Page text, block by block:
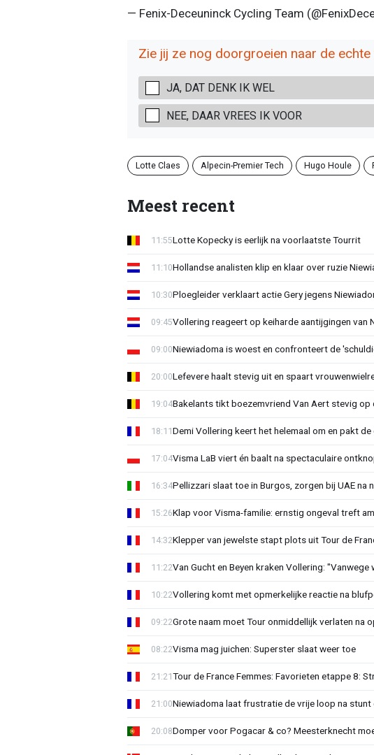
— Fenix-Deceuninck Cycling Team
Zie jij ze nog doorgroeien naar de echte
JA, DAT DENK IK WEL
NEE, DAAR VREES IK VOOR
Lotte Claes Alpecin-Premier Tech Hugo Houle
Meest recent
Lotte Kopecky is eerlijk na voorlaatste Tourrit
11:55
Hollandse analisten klip en klaar over ruzie
11:10
Ploegleider verklaart actie Gery jegens
10:30
Vollering reageert op keiharde aantijgingen van
09:45
Niewiadoma is woest en confronteert de
09:00
Lefevere haalt stevig uit en spaart
20:00
Bakelants tikt boezemvriend Van Aert stevig op
19:04
Demi Vollering keert het helemaal om en pakt de
18:11
Visma LaB viert én baalt na spectaculaire
17:04
Pellizzari slaat toe in Burgos, zorgen bij UAE na
16:34
Klap voor Visma-familie: ernstig ongeval treft
15:26
Klepper van jewelste stapt plots uit Tour de
14:32
Van Gucht en Beyen kraken Vollering: "Vanwege
11:22
Vollering komt met opmerkelijke reactie na
10:22
Grote naam moet Tour onmiddellijk verlaten na
09:22
Visma mag juichen: Superster slaat weer toe
08:22
Tour de France Femmes: Favorieten etappe 8:
21:21
Niewiadoma laat frustratie de vrije loop na stunt
21:00
Domper voor Pogacar & co? Meesterknecht
20:08